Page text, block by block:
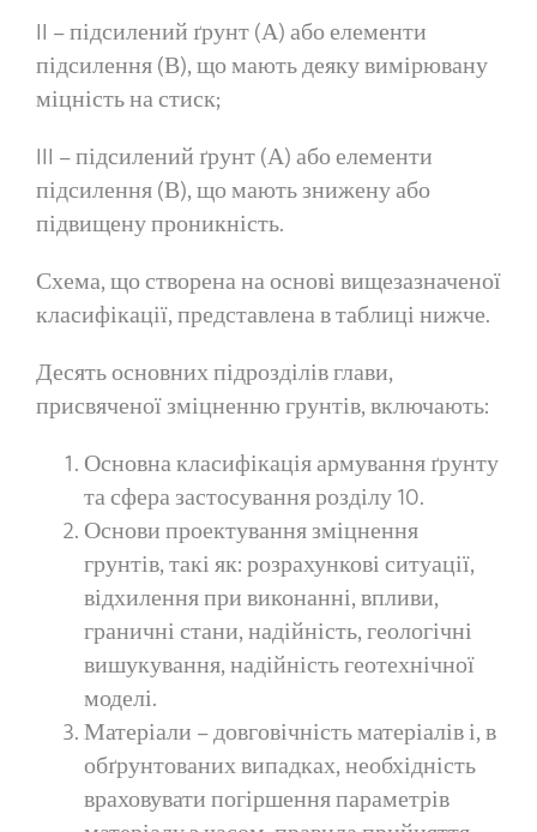
II – підсилений ґрунт (А) або елементи
підсилення (В), що мають деяку вимірювану
міцність на стиск;
III – підсилений ґрунт (А) або елементи
підсилення (В), що мають знижену або
підвищену проникність.
Схема, що створена на основі вищезазначеної
класифікації, представлена ​​в таблиці нижче.
Десять основних підрозділів глави,
присвяченої зміцненню грунтів, включають:
Основна класифікація армування ґрунту
та сфера застосування розділу 10.
Основи проектування зміцнення
грунтів, такі як: розрахункові ситуації,
відхилення при виконанні, впливи,
граничні стани, надійність, геологічні
вишукування, надійність геотехнічної
моделі.
Матеріали – довговічність матеріалів і, в
обґрунтованих випадках, необхідність
враховувати погіршення параметрів